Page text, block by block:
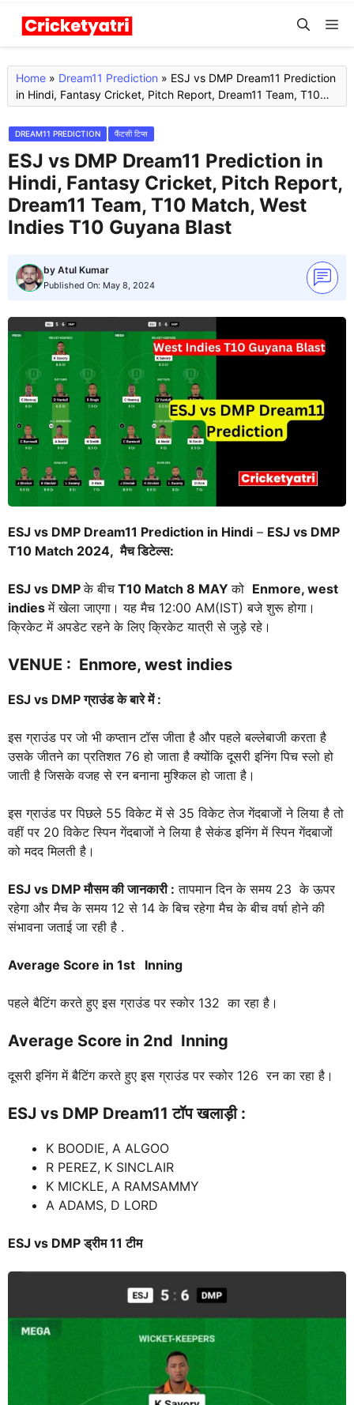
Skip
content
Home » Dream11 Prediction » ESJ vs DMP Dream11 Prediction
in Hindi, Fantasy Cricket, Pitch Report, Dream11 Team, T10
Match, West Indies T10 Guyana Blast
DREAM11 PREDICTION फैंटसी टिप्स
ESJ vs DMP Dream11 Prediction in
Hindi, Fantasy Cricket, Pitch Report,
Dream11 Team, T10 Match, West
Indies T10 Guyana Blast
by Atul Kumar
Published On: May 8, 2024
ESJ vs DMP Dream11 Prediction in Hindi – ESJ vs DMP
T10 Match 2024, मैच डिटेल्स:
ESJ vs DMPके बीच T10 Match 8 MAY को Enmore, west
indiesमें खेला जाएगा। यह मैच 12:00 AM(IST) बजे शुरू होगा।
क्रिकेट में अपडेट रहने के लिए क्रिकेट यात्री से जुड़े रहे।
VENUE : Enmore, west indies
ESJ vs DMPग्राउंड के बारे में :
इस ग्राउंड पर जो भी कप्तान टॉस जीता है और पहले बल्लेबाजी करता है
उसके जीतने का प्रतिशत 76 हो जाता है क्योंकि दूसरी इनिंग पिच स्लो हो
जाती है जिसके वजह से रन बनाना मुश्किल हो जाता है।
इस ग्राउंड पर पिछले 55 विकेट में से 35 विकेट तेज गेंदबाजों ने लिया है तो
वहीं पर 20 विकेट स्पिन गेंदबाजों ने लिया है सेकंड इनिंग में स्पिन गेंदबाजों
को मदद मिलती है।
ESJ vs DMPमौसम की जानकारी : तापमान दिन के समय 23 के ऊपर
रहेगा और मैच के समय 12 से 14 के बिच रहेगा मैच के बीच वर्षा होने की
संभावना जताई जा रही है .
Average Score in 1st Inning
पहले बैटिंग करते हुए इस ग्राउंड पर स्कोर 132 का रहा है।
Average Score in 2nd Inning
दूसरी इनिंग में बैटिंग करते हुए इस ग्राउंड पर स्कोर 126 रन का रहा है।
ESJ vs DMP Dream11 टॉप खलाड़ी :
K BOODIE, A ALGOO
R PEREZ, K SINCLAIR
K MICKLE, A RAMSAMMY
A ADAMS, D LORD
ESJ vs DMP ड्रीम 11 टीम